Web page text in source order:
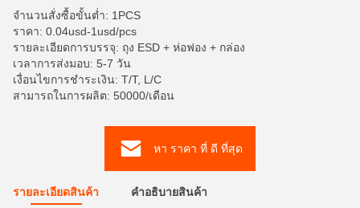
จำนวนสั่งซื้อขั้นต่ำ: 1PCS
ราคา: 0.04usd-1usd/pcs
รายละเอียดการบรรจุ: ถุง ESD + ห่อฟอง + กล่อง
เวลาการส่งมอบ: 5-7 วัน
เงื่อนไขการชำระเงิน: T/T, L/C
สามารถในการผลิต: 50000/เดือน
หา ราคา ที่ ดี ที่สุด
รายละเอียดสินค้า คําอธิบายสินค้า